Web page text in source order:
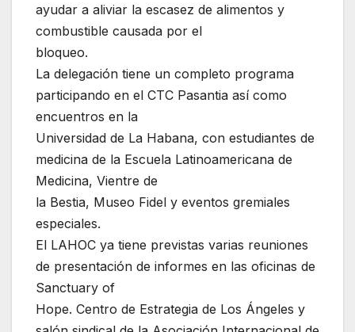
ayudar a aliviar la escasez de alimentos y
combustible causada por el
bloqueo.
La delegación tiene un completo programa
participando en el CTC Pasantia así como
encuentros en la
Universidad de La Habana, con estudiantes de
medicina de la Escuela Latinoamericana de
Medicina, Vientre de
la Bestia, Museo Fidel y eventos gremiales
especiales.
El LAHOC ya tiene previstas varias reuniones
de presentación de informes en las oficinas de
Sanctuary of
Hope. Centro de Estrategia de Los Ángeles y